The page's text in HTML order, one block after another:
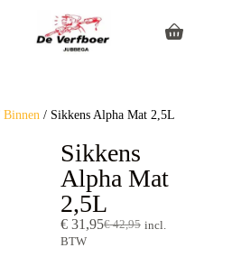
Binnen/ Sikkens Alpha Mat 2,5L
Sikkens
Alpha Mat
2,5L
€42,95
€31,95
incl.
BTW